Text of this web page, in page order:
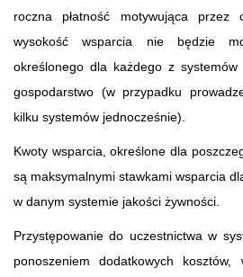
roczna płatność motywująca
wysokość wsparcia nie będzie
określonego dla każdego z
gospodarstwo (w przypadku
kilku systemów jednocześnie).
Kwoty wsparcia, określone dla
są maksymalnymi stawkami wsparcia
w danym systemie jakości żywności.
Przystępowanie do uczestnictwa w
ponoszeniem dodatkowych